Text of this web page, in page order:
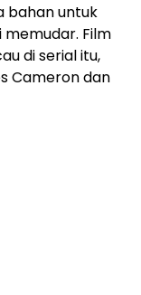
bahan untuk
Film
di serial itu,
Cameron dan